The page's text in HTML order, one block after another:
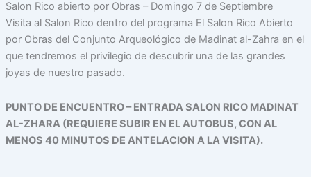
Salon Rico abierto por Obras – Domingo 7 de Septiembre
Visita al Salon Rico dentro del programa El Salon Rico Abierto
por Obras del Conjunto Arqueológico de Madinat al-Zahra en el
que tendremos el privilegio de descubrir una de las grandes
joyas de nuestro pasado.
PUNTO DE ENCUENTRO – ENTRADA SALON RICO MADINAT
AL-ZHARA (REQUIERE SUBIR EN EL AUTOBUS, CON AL
MENOS 40 MINUTOS DE ANTELACION A LA VISITA).